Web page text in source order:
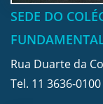
SEDE DO
Rua Duarte da
Tel. 11 3636-0100